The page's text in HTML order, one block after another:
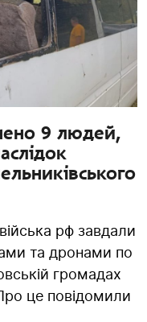
9 людей,
рф завдали
та дронами по
громадах
це повідомили